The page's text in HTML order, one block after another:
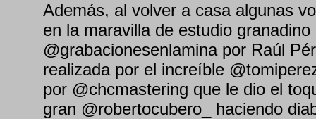
Además, al volver a casa algunas
en la maravilla de estudio granadino
@grabacionesenlamina por Raúl
realizada por el increíble
por @chcmastering que le dio el
gran @robertocubero_ haciendo